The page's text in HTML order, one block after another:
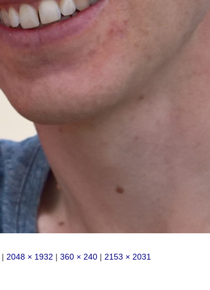
| 2048 × 1932 | 360 × 240 | 2153 × 2031